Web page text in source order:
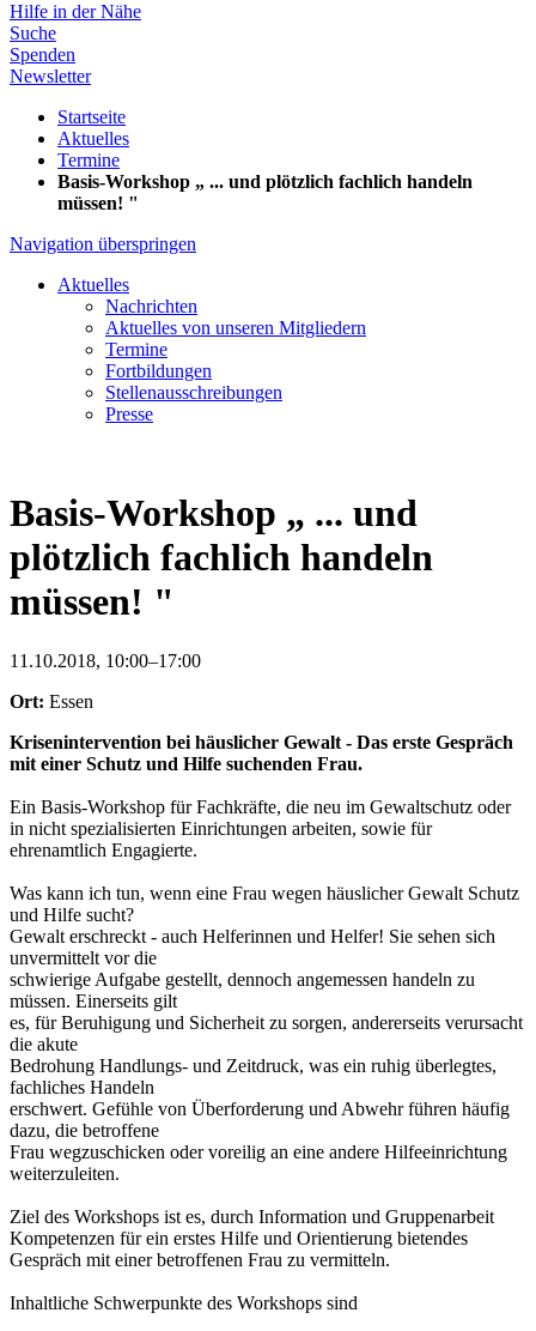
Hilfe in der Nähe
Suche
Spenden
Newsletter
Startseite
Aktuelles
Termine
Basis-Workshop „ ... und plötzlich fachlich handeln
müssen! "
Navigation überspringen
Aktuelles
Nachrichten
Aktuelles von unseren Mitgliedern
Termine
Fortbildungen
Stellenausschreibungen
Presse
Basis-Workshop „ ... und
plötzlich fachlich handeln
müssen! "
11.10.2018, 10:00–17:00
Ort: Essen
Krisenintervention bei häuslicher Gewalt - Das erste Gespräch
mit einer Schutz und Hilfe suchenden Frau.
Ein Basis-Workshop für Fachkräfte, die neu im Gewaltschutz oder
in nicht spezialisierten Einrichtungen arbeiten, sowie für
ehrenamtlich Engagierte.
Was kann ich tun, wenn eine Frau wegen häuslicher Gewalt Schutz
und Hilfe sucht?
Gewalt erschreckt - auch Helferinnen und Helfer! Sie sehen sich
unvermittelt vor die
schwierige Aufgabe gestellt, dennoch angemessen handeln zu
müssen. Einerseits gilt
es, für Beruhigung und Sicherheit zu sorgen, andererseits verursacht
die akute
Bedrohung Handlungs- und Zeitdruck, was ein ruhig überlegtes,
fachliches Handeln
erschwert. Gefühle von Überforderung und Abwehr führen häufig
dazu, die betroffene
Frau wegzuschicken oder voreilig an eine andere Hilfeeinrichtung
weiterzuleiten.
Ziel des Workshops ist es, durch Information und Gruppenarbeit
Kompetenzen für ein erstes Hilfe und Orientierung bietendes
Gespräch mit einer betroffenen Frau zu vermitteln.
Inhaltliche Schwerpunkte des Workshops sind